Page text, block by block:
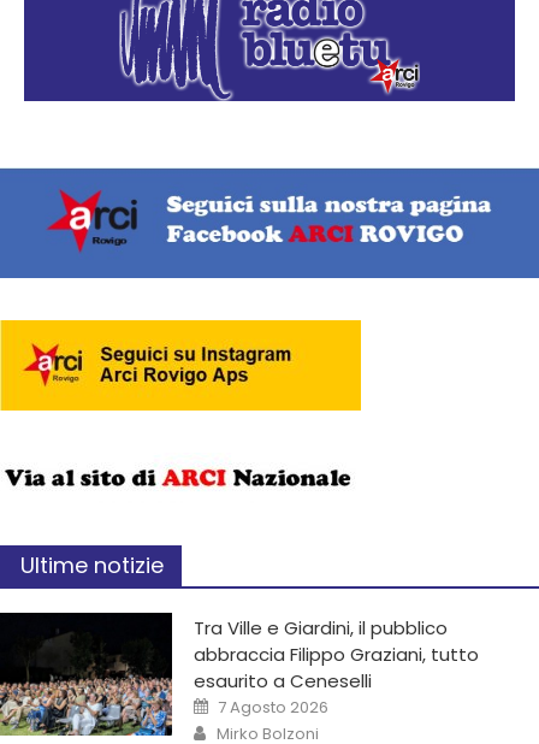
Ultime notizie
Tra Ville e Giardini, il pubblico
abbraccia Filippo Graziani, tutto
esaurito a Ceneselli
7 Agosto 2026
Mirko Bolzoni